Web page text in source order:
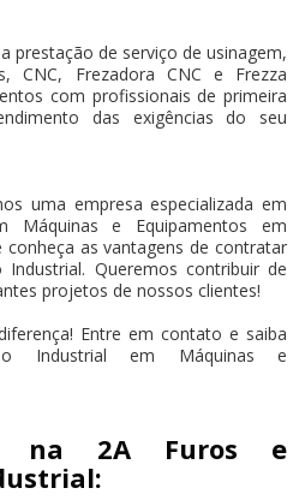
prestação de serviço de usinagem,
CNC, Frezadora CNC e Frezza
com profissionais de primeira
das exigências do seu
uma empresa especializada em
Máquinas e Equipamentos em
as vantagens de contratar
Queremos contribuir de
projetos de nossos clientes!
Entre em contato e saiba
Industrial em Máquinas e
na 2A Furos e